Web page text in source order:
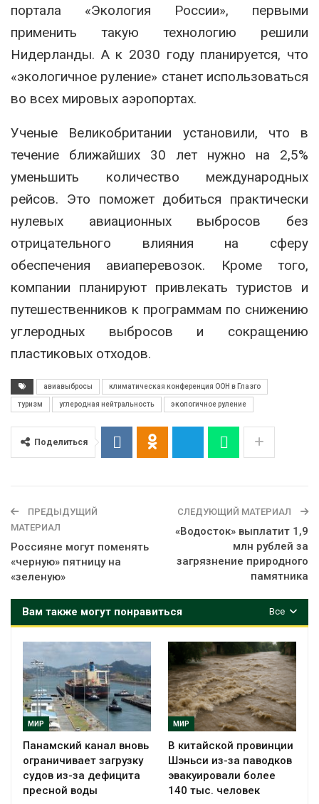
портала «Экология России», первыми
применить такую технологию решили
Нидерланды. А к 2030 году планируется, что
«экологичное руление» станет использоваться
во всех мировых аэропортах.
Ученые Великобритании установили, что в
течение ближайших 30 лет нужно на 2,5%
уменьшить количество международных
рейсов. Это поможет добиться практически
нулевых авиационных выбросов без
отрицательного влияния на сферу
обеспечения авиаперевозок. Кроме того,
компании планируют привлекать туристов и
путешественников к программам по снижению
углеродных выбросов и сокращению
пластиковых отходов.
авиавыбросы климатическая конференция ООН в Глазго
туризм углеродная нейтральность экологичное руление
Поделиться
ПРЕДЫДУЩИЙ
МАТЕРИАЛ
Россияне могут поменять
«черную» пятницу на
«зеленую»
СЛЕДУЮЩИЙ МАТЕРИАЛ
«Водосток» выплатит 1,9
млн рублей за
загрязнение природного
памятника
Все
Вам также могут понравиться
МИР
Панамский канал вновь
ограничивает загрузку
судов из-за дефицита
пресной воды
МИР
В китайской провинции
Шэньси из-за паводков
эвакуировали более
140 тыс. человек